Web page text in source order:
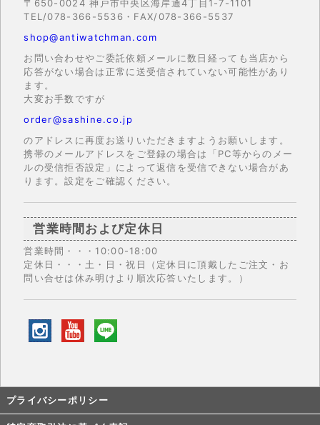
〒650-0024 神戸市中央区海岸通4丁目1-7-1101
TEL/078-366-5536・FAX/078-366-5537
shop@antiwatchman.com
お問い合わせやご委託依頼メールに数日経っても当店から
応答がない場合は正常に送受信されていない可能性があり
ます。
大変お手数ですが
order@sashine.co.jp
のアドレスに再度お送りいただきますようお願いします。
携帯のメールアドレスをご登録の場合は「PC等からのメー
ルの受信拒否設定」によって返信を受信できない場合があ
ります。設定をご確認ください。
営業時間および定休日
営業時間・・・10:00-18:00
定休日・・・土・日・祝日（定休日に頂戴したご注文・お
問い合せは休み明けより順次応答いたします。）
プライバシーポリシー